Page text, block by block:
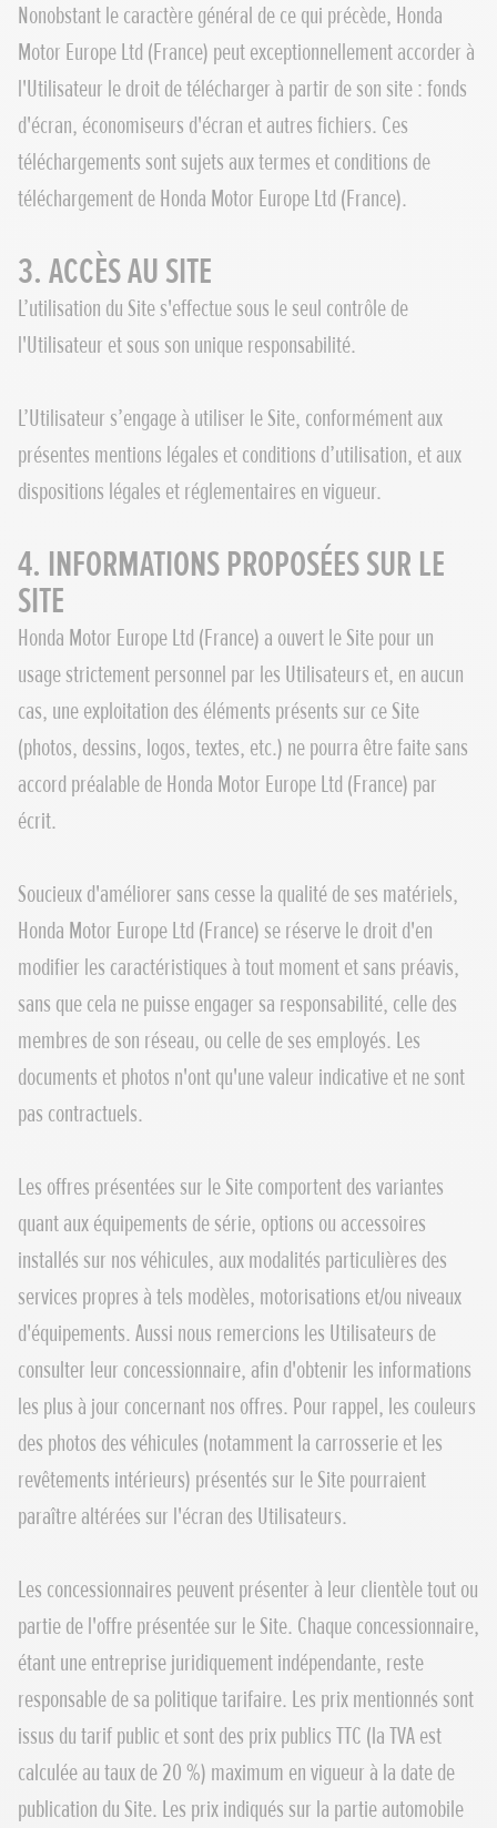
Nonobstant le caractère général de ce qui précède, Honda
Motor Europe Ltd (France) peut exceptionnellement accorder à
l'Utilisateur le droit de télécharger à partir de son site : fonds
d'écran, économiseurs d'écran et autres fichiers. Ces
téléchargements sont sujets aux termes et conditions de
téléchargement de Honda Motor Europe Ltd (France).
3. ACCÈS AU SITE
L’utilisation du Site s'effectue sous le seul contrôle de
l'Utilisateur et sous son unique responsabilité.
L’Utilisateur s’engage à utiliser le Site, conformément aux
présentes mentions légales et conditions d’utilisation, et aux
dispositions légales et réglementaires en vigueur.
4. INFORMATIONS PROPOSÉES SUR LE
SITE
Honda Motor Europe Ltd (France) a ouvert le Site pour un
usage strictement personnel par les Utilisateurs et, en aucun
cas, une exploitation des éléments présents sur ce Site
(photos, dessins, logos, textes, etc.) ne pourra être faite sans
accord préalable de Honda Motor Europe Ltd (France) par
écrit.
Soucieux d'améliorer sans cesse la qualité de ses matériels,
Honda Motor Europe Ltd (France) se réserve le droit d'en
modifier les caractéristiques à tout moment et sans préavis,
sans que cela ne puisse engager sa responsabilité, celle des
membres de son réseau, ou celle de ses employés. Les
documents et photos n'ont qu'une valeur indicative et ne sont
pas contractuels.
Les offres présentées sur le Site comportent des variantes
quant aux équipements de série, options ou accessoires
installés sur nos véhicules, aux modalités particulières des
services propres à tels modèles, motorisations et/ou niveaux
d'équipements. Aussi nous remercions les Utilisateurs de
consulter leur concessionnaire, afin d'obtenir les informations
les plus à jour concernant nos offres. Pour rappel, les couleurs
des photos des véhicules (notamment la carrosserie et les
revêtements intérieurs) présentés sur le Site pourraient
paraître altérées sur l'écran des Utilisateurs.
Les concessionnaires peuvent présenter à leur clientèle tout ou
partie de l'offre présentée sur le Site. Chaque concessionnaire,
étant une entreprise juridiquement indépendante, reste
responsable de sa politique tarifaire. Les prix mentionnés sont
issus du tarif public et sont des prix publics TTC (la TVA est
calculée au taux de 20 %) maximum en vigueur à la date de
publication du Site. Les prix indiqués sur la partie automobile